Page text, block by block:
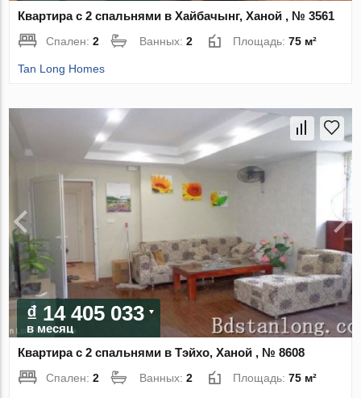
Квартира с 2 спальнями в Хайбачынг, Ханой , № 3561
Спален:2 Ванных:2 Площадь:75 м²
Tan Long Homes
₫ 14 405 033
в месяц
Квартира с 2 спальнями в Тэйхо, Ханой , № 8608
Спален:2 Ванных:2 Площадь:75 м²